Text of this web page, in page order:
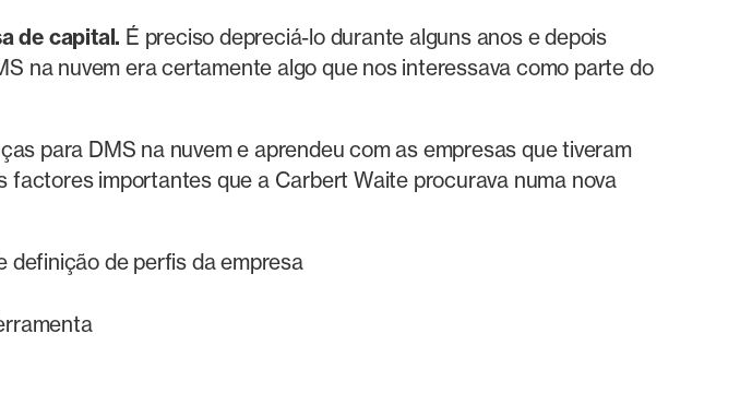
de capital. É preciso depreciá-lo durante alguns anos e depois
na nuvem era certamente algo que nos interessava como parte do
para DMS na nuvem e aprendeu com as empresas que tiveram
importantes que a Carbert Waite procurava numa nova
definição de perfis da empresa